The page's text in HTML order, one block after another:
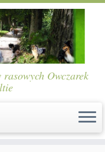
Owczarek